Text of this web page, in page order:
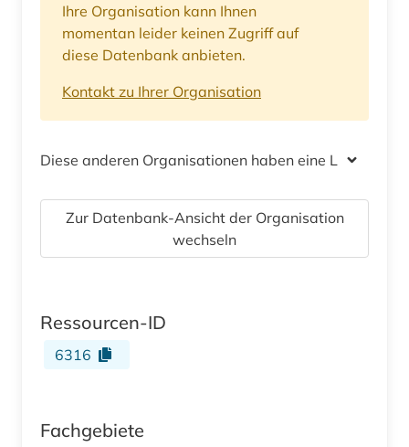
Ihre Organisation kann Ihnen
momentan leider keinen Zugriff auf
diese Datenbank anbieten.
Kontakt zu Ihrer Organisation
Diese anderen Organisationen haben eine Lizenz
Zur Datenbank-Ansicht der Organisation
wechseln
Ressourcen-ID
6316
Fachgebiete